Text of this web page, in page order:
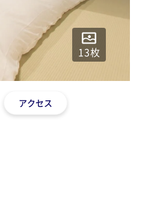
13枚
アクセス